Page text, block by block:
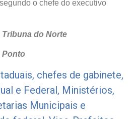
o chefe do executivo
do Norte
Ponto
, chefes de gabinete,
e Federal, Ministérios,
Municipais e